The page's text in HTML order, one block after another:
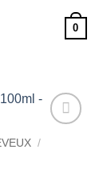
0
Ajouter
/